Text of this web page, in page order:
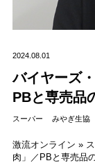
2024.08.01
バイヤーズ
PBと専売品
スーパー みやぎ生協
激流オンライン »
肉」／PBと専売品